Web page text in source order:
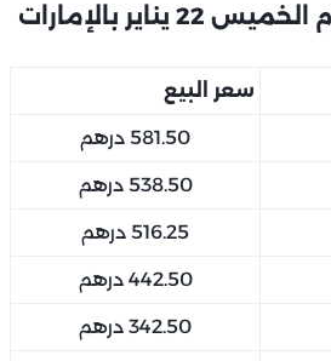
بالإمارات
سعر البيع
581.50 درهم
538.50 درهم
516.25 درهم
442.50 درهم
342.50 درهم